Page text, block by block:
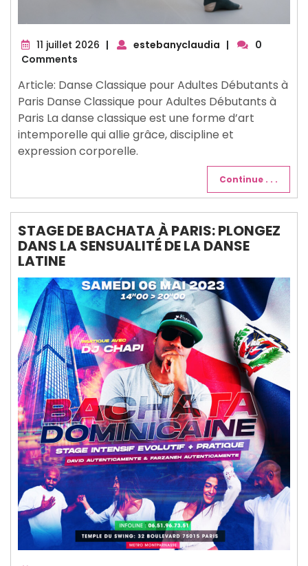
11 juillet 2026 11| estebanyclaudia |
0
Comments
Article: Danse Classique pour Adultes Débutants à
Paris Danse Classique pour Adultes Débutants à
Paris La danse classique est une forme d’art
intemporelle qui allie grâce, discipline et
expression corporelle.
Continue . . .
STAGE DE BACHATA À PARIS: PLONGEZ
DANS LA SENSUALITÉ DE LA DANSE
LATINE